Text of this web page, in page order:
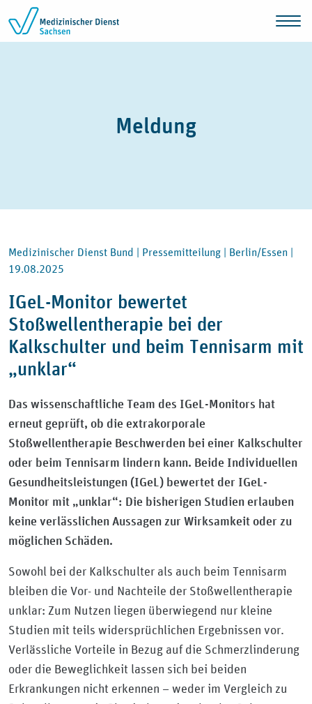
Zum Inhalt springen
Meldung
Medizinischer Dienst Bund | Pressemitteilung | Berlin/Essen |
19.08.2025
IGeL-Monitor bewertet
Stoßwellentherapie bei der
Kalkschulter und beim Tennisarm mit
„unklar“
Das wissenschaftliche Team des IGeL-Monitors hat
erneut geprüft, ob die extrakorporale
Stoßwellentherapie Beschwerden bei einer Kalkschulter
oder beim Tennisarm lindern kann. Beide Individuellen
Gesundheitsleistungen (IGeL) bewertet der IGeL-
Monitor mit „unklar“: Die bisherigen Studien erlauben
keine verlässlichen Aussagen zur Wirksamkeit oder zu
möglichen Schäden.
Sowohl bei der Kalkschulter als auch beim Tennisarm
bleiben die Vor- und Nachteile der Stoßwellentherapie
unklar: Zum Nutzen liegen überwiegend nur kleine
Studien mit teils widersprüchlichen Ergebnissen vor.
Verlässliche Vorteile in Bezug auf die Schmerzlinderung
oder die Beweglichkeit lassen sich bei beiden
Erkrankungen nicht erkennen – weder im Vergleich zu